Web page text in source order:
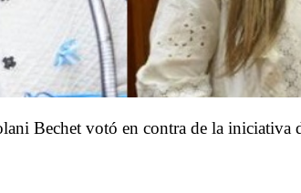
Bechet votó en contra de la iniciativa